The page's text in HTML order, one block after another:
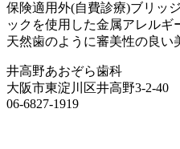
保険適用外(自費診療)ブリッ
ックを使用した金属アレルギ
天然歯のように審美性の良い
井高野あおぞら歯科
大阪市東淀川区井高野3-2-40
06-6827-1919